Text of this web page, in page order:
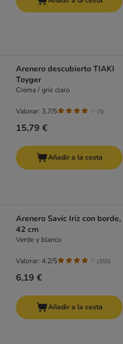
Arenero descubierto TIAKI
Toyger
Crema / gris claro
15,79 €
Valorar: 3.7/5 (3)
Añadir a la cesta
Arenero Savic Iriz con borde,
42 cm
Verde y blanco
6,19 €
Valorar: 4.2/5 (350)
Añadir a la cesta